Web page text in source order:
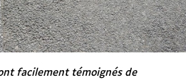
facilement témoignés de